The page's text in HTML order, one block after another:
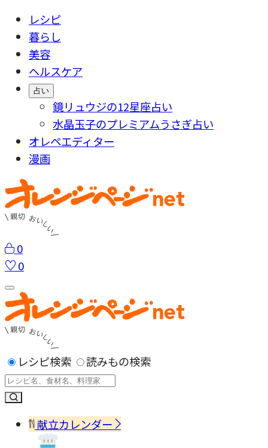
レシピ
暮らし
美容
ヘルスケア
占い
鏡リュウジの12星座占い
水晶玉子のプレミアムうさぎ占い
オレペエディター
漫画
0
0
レシピ検索 読みもの検索
献立カレンダー